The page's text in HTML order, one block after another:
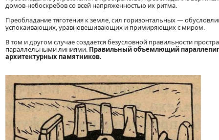
домов-небоскребов со всей напряженностью их ритма.
Преобладание тяготения к земле, сил горизонтальных —
успокаивающих, уравновешивающих и примиряющих с миром.
В том и другом случае создается безусловной правильности
параллельными линиями. Правильный объемлющий
архитектурных памятников.